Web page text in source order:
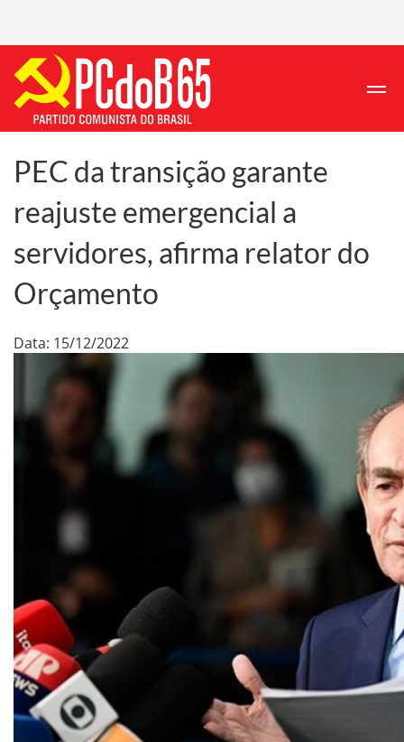
PEC da transição garante
reajuste emergencial a
servidores, afirma relator do
Orçamento
Data: 15/12/2022